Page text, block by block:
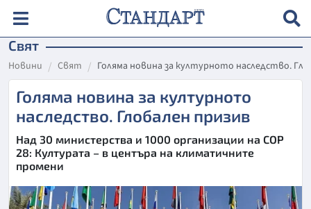
Свят
Новини Свят Голяма новина за културното наследство.
Голяма новина за културното
наследство. Глобален призив
Над 30 министерства и 1000 организации на СОР
28: Културата – в центъра на климатичните
промени